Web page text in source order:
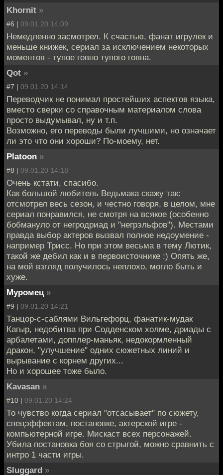
Khornit »
#6 | 09.01.20 14:09
Немедленно засмотрел. К счастью, фанат игрулек и
меньше книжек, сериал за исключением некоторых
моментов - тупое говно тупого говна.
Qot »
#7 | 09.01.20 14:14
Переводчик не понимал простейших аспектов языка,
вместо сверки со справочным материалом слова
просто выдумывал, ну и т.п.
Возможно, его переводы были лучшими, но означает
ли это что они хороши? По-моему, нет.
Platoon »
#8 | 09.01.20 14:18
Очень кстати, спасибо.
Как большой любитель Ведьмака скажу так:
отсмотрел весь сезон, и честно говоря, в целом, мне
сериал понравился, не смотря на всякое (особенно
бобмануло от негродриад и "негрэльфов"). Местами
правда выбор актеров вызвал полное недоумение -
например Трисс. Но при этом весьма в тему Лютик,
такой же дебил как и в первоисточнике :) Опять же,
на мой взгляд получилось неплохо, могло быть и
хуже.
Муромец »
#9 | 09.01.20 14:21
Танцор-с-саблями Вильгефорц, фанатик-мудак
Кагыр, недобитва при Содденском холме, дриады с
арбалетами, допплер-маньяк, недокормленный
дракон, "улучшение" одних сюжетных линий и
вырывание с корнем других...
Но и хорошее тоже было.
Kavasan »
#10 | 09.01.20 14:24
То чувство когда сериал "отсасывает" по сюжету,
спецэффектам, постановке, актерской игре -
компьютерной игре. Мискаст всех персонажей.
Убила постановка боя со стрыгой, можно сравнить с
интро 1 части игры.
Sluggard »